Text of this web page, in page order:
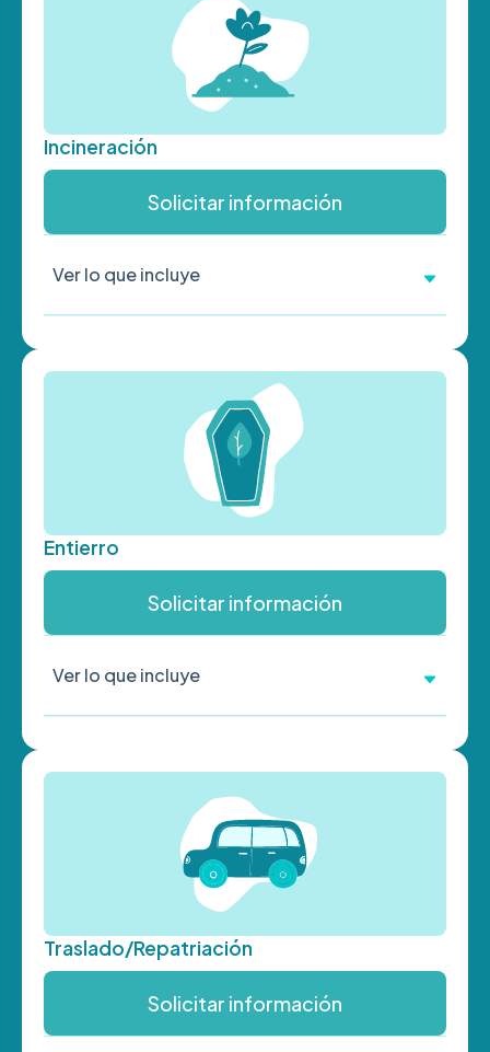
Incineración
Solicitar información
Ver lo que incluye
Entierro
Solicitar información
Ver lo que incluye
Traslado/Repatriación
Solicitar información